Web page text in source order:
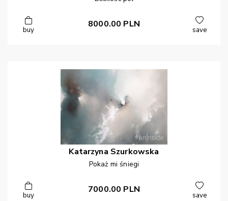
buy
8000.00 PLN
save
Katarzyna Szurkowska
Pokaż mi śniegi
buy
7000.00 PLN
save